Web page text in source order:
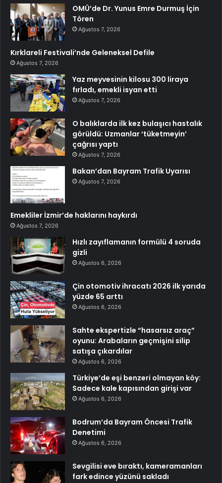
OMÜ’de Dr. Yunus Emre Durmuş İçin
Tören
Ağustos 7, 2026
Kırklareli Festivali’nde Geleneksel Defile
Ağustos 7, 2026
Yaz meyvesinin kilosu 300 liraya
fırladı, emekli isyan etti
Ağustos 7, 2026
O balıklarda ilk kez bulaşıcı hastalık
görüldü: Uzmanlar ‘tüketmeyin’
çağrısı yaptı
Ağustos 7, 2026
Bakan’dan Bayram Trafik Uyarısı
Ağustos 7, 2026
Emekliler İzmir’de haklarını haykırdı
Ağustos 7, 2026
Hızlı zayıflamanın formülü 4 soruda
gizli
Ağustos 6, 2026
Çin otomotiv ihracatı 2026 ilk yarıda
yüzde 65 arttı
Ağustos 6, 2026
Sahte ekspertizle “hasarsız araç”
oyunu: Arabaların geçmişini silip
satışa çıkardılar
Ağustos 6, 2026
Türkiye’de eşi benzeri olmayan köy:
Sadece kale kapısından girişi var
Ağustos 6, 2026
Bodrum’da Bayram Öncesi Trafik
Denetimi
Ağustos 6, 2026
Sevgilisi eve bıraktı, kameramanları
fark edince yüzünü sakladı